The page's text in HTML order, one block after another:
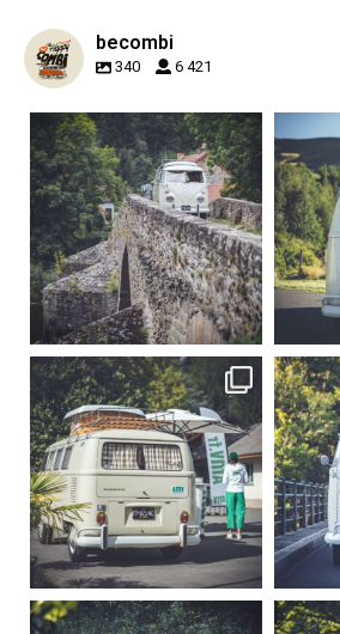
becombi
340 6 421
becombi
Sep 15
219
3
becombi
Sep 10
220
4
becombi